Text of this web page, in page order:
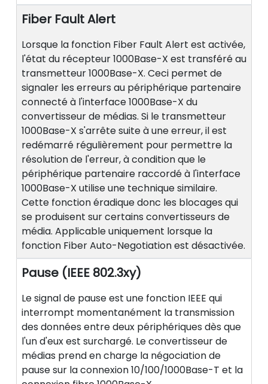
Fiber Fault Alert
Lorsque la fonction Fiber Fault Alert est activée,
l'état du récepteur 1000Base-X est transféré au
transmetteur 1000Base-X. Ceci permet de
signaler les erreurs au périphérique partenaire
connecté à l'interface 1000Base-X du
convertisseur de médias. Si le transmetteur
1000Base-X s'arrête suite à une erreur, il est
redémarré régulièrement pour permettre la
résolution de l'erreur, à condition que le
périphérique partenaire raccordé à l'interface
1000Base-X utilise une technique similaire.
Cette fonction éradique donc les blocages qui
se produisent sur certains convertisseurs de
média. Applicable uniquement lorsque la
fonction Fiber Auto-Negotiation est désactivée.
Pause (IEEE 802.3xy)
Le signal de pause est une fonction IEEE qui
interrompt momentanément la transmission
des données entre deux périphériques dès que
l'un d'eux est surchargé. Le convertisseur de
médias prend en charge la négociation de
pause sur la connexion 10/100/1000Base-T et la